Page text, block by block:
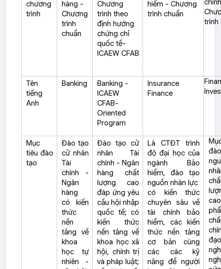
chương
trình
hàng -
Chương
trình
chuẩn
Chương
trình theo
định hướng
chứng chỉ
quốc tế-
ICAEW CFAB
hiểm - Chương
trình chuẩn
trình
Tên
tiếng
Anh
Banking
Banking -
ICAEW
CFAB-
Oriented
Program
Insurance
Finance
Mục
tiêu đào
tạo
Đào tạo
cử nhân
Tài
chính -
Ngân
hàng
có kiến
thức
nền
tảng về
khoa
học tự
nhiên -
Đào tạo cử
nhân Tài
chính - Ngân
hàng chất
lượng cao
đáp ứng yêu
cầu hội nhập
quốc tế; có
kiến thức
nền tảng về
khoa học xã
hội, chính trị
và pháp luật;
Là CTĐT trình
độ đại học của
ngành Bảo
hiểm, đào tạo
nguồn nhân lực
có kiến thức
chuyên sâu về
tài chính bảo
hiểm, các kiến
thức nền tảng
cơ bản cùng
các các kỹ
năng để người